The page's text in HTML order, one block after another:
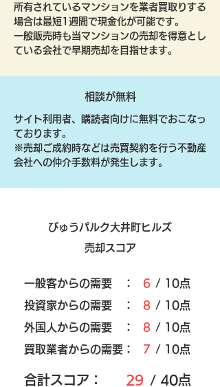
所有されているマンションを業者買取りする
場合は最短1週間で現金化が可能です。
一般販売時も当マンションの売却を得意とし
ている会社で早期売却を目指せます。
相談が無料
サイト利用者、購読者向けに無料でおこなっ
ております。
​※売却ご成約時などは売買契約を行う不動産
会社への仲介手数料が発生します。
びゅうパルク大井町ヒルズ
売却スコア
​一般客からの需要 ： 6 / 10点
​投資家からの需要 ：
8 / 10点
外国人からの需要 ：
8 / 10点
買取業者からの需要：
7 / 10点
​合計スコア： 29 / 40点